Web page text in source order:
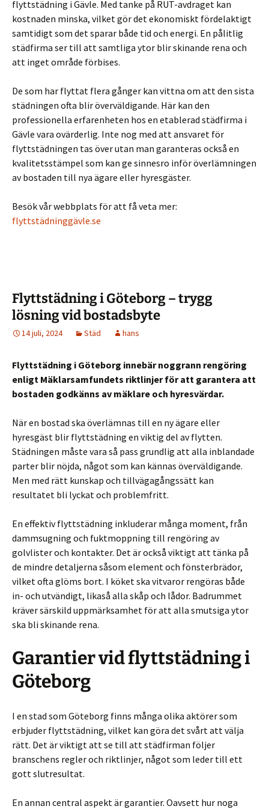
flyttstädning i Gävle. Med tanke på RUT-avdraget kan
kostnaden minska, vilket gör det ekonomiskt fördelaktigt
samtidigt som det sparar både tid och energi. En pålitlig
städfirma ser till att samtliga ytor blir skinande rena och
att inget område förbises.
De som har flyttat flera gånger kan vittna om att den sista
städningen ofta blir överväldigande. Här kan den
professionella erfarenheten hos en etablerad städfirma i
Gävle vara ovärderlig. Inte nog med att ansvaret för
flyttstädningen tas över utan man garanteras också en
kvalitetsstämpel som kan ge sinnesro inför överlämningen
av bostaden till nya ägare eller hyresgäster.
Besök vår webbplats för att få veta mer:
flyttstädninggävle.se
Flyttstädning i Göteborg – trygg
lösning vid bostadsbyte
14 juli, 2024 Städ hans
Flyttstädning i Göteborg innebär noggrann rengöring
enligt Mäklarsamfundets riktlinjer för att garantera att
bostaden godkänns av mäklare och hyresvärdar.
När en bostad ska överlämnas till en ny ägare eller
hyresgäst blir flyttstädning en viktig del av flytten.
Städningen måste vara så pass grundlig att alla inblandade
parter blir nöjda, något som kan kännas överväldigande.
Men med rätt kunskap och tillvägagångssätt kan
resultatet bli lyckat och problemfritt.
En effektiv flyttstädning inkluderar många moment, från
dammsugning och fuktmoppning till rengöring av
golvlister och kontakter. Det är också viktigt att tänka på
de mindre detaljerna såsom element och fönsterbrädor,
vilket ofta glöms bort. I köket ska vitvaror rengöras både
in- och utvändigt, likaså alla skåp och lådor. Badrummet
kräver särskild uppmärksamhet för att alla smutsiga ytor
ska bli skinande rena.
Garantier vid flyttstädning i
Göteborg
I en stad som Göteborg finns många olika aktörer som
erbjuder flyttstädning, vilket kan göra det svårt att välja
rätt. Det är viktigt att se till att städfirman följer
branschens regler och riktlinjer, något som leder till ett
gott slutresultat.
En annan central aspekt är garantier. Oavsett hur noga